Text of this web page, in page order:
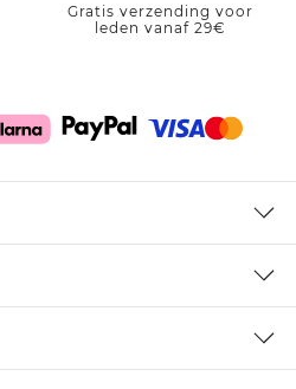
Gratis verzending voor
leden vanaf 29€